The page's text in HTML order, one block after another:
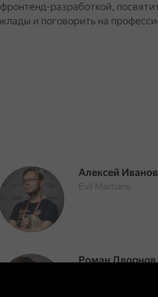
разработкой,
и поговорить на
Алексей Иванов
Evil Martians
Роман Дворнов